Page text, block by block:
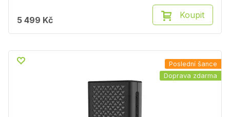
5 499 Kč Koupit
Poslední šance
Doprava zdarma